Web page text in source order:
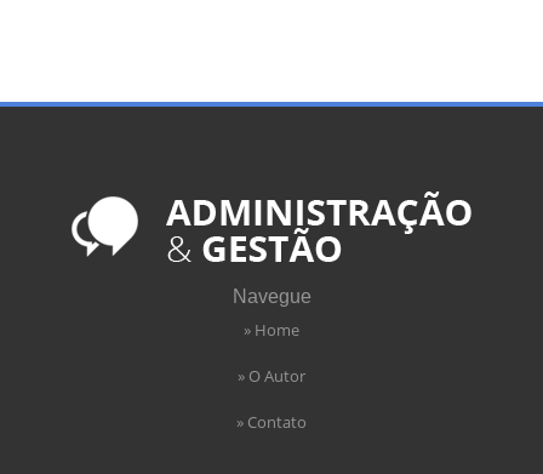
Navegue
» Home
» O Autor
» Contato